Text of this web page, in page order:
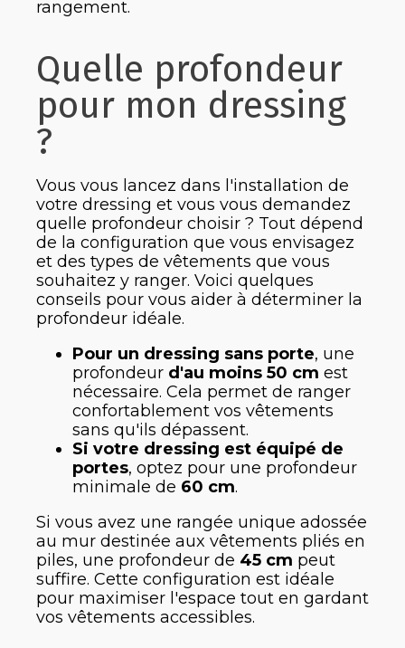
rangement.
Quelle profondeur
pour mon dressing
?
Vous vous lancez dans l'installation de
votre dressing et vous vous demandez
quelle profondeur choisir ? Tout dépend
de la configuration que vous envisagez
et des types de vêtements que vous
souhaitez y ranger. Voici quelques
conseils pour vous aider à déterminer la
profondeur idéale.
Pour un dressing sans porte, une
profondeur d'au moins 50 cm est
nécessaire. Cela permet de ranger
confortablement vos vêtements
sans qu'ils dépassent.
Si votre dressing est équipé de
portes, optez pour une profondeur
minimale de 60 cm.
Si vous avez une rangée unique adossée
au mur destinée aux vêtements pliés en
piles, une profondeur de 45 cm peut
suffire. Cette configuration est idéale
pour maximiser l'espace tout en gardant
vos vêtements accessibles.